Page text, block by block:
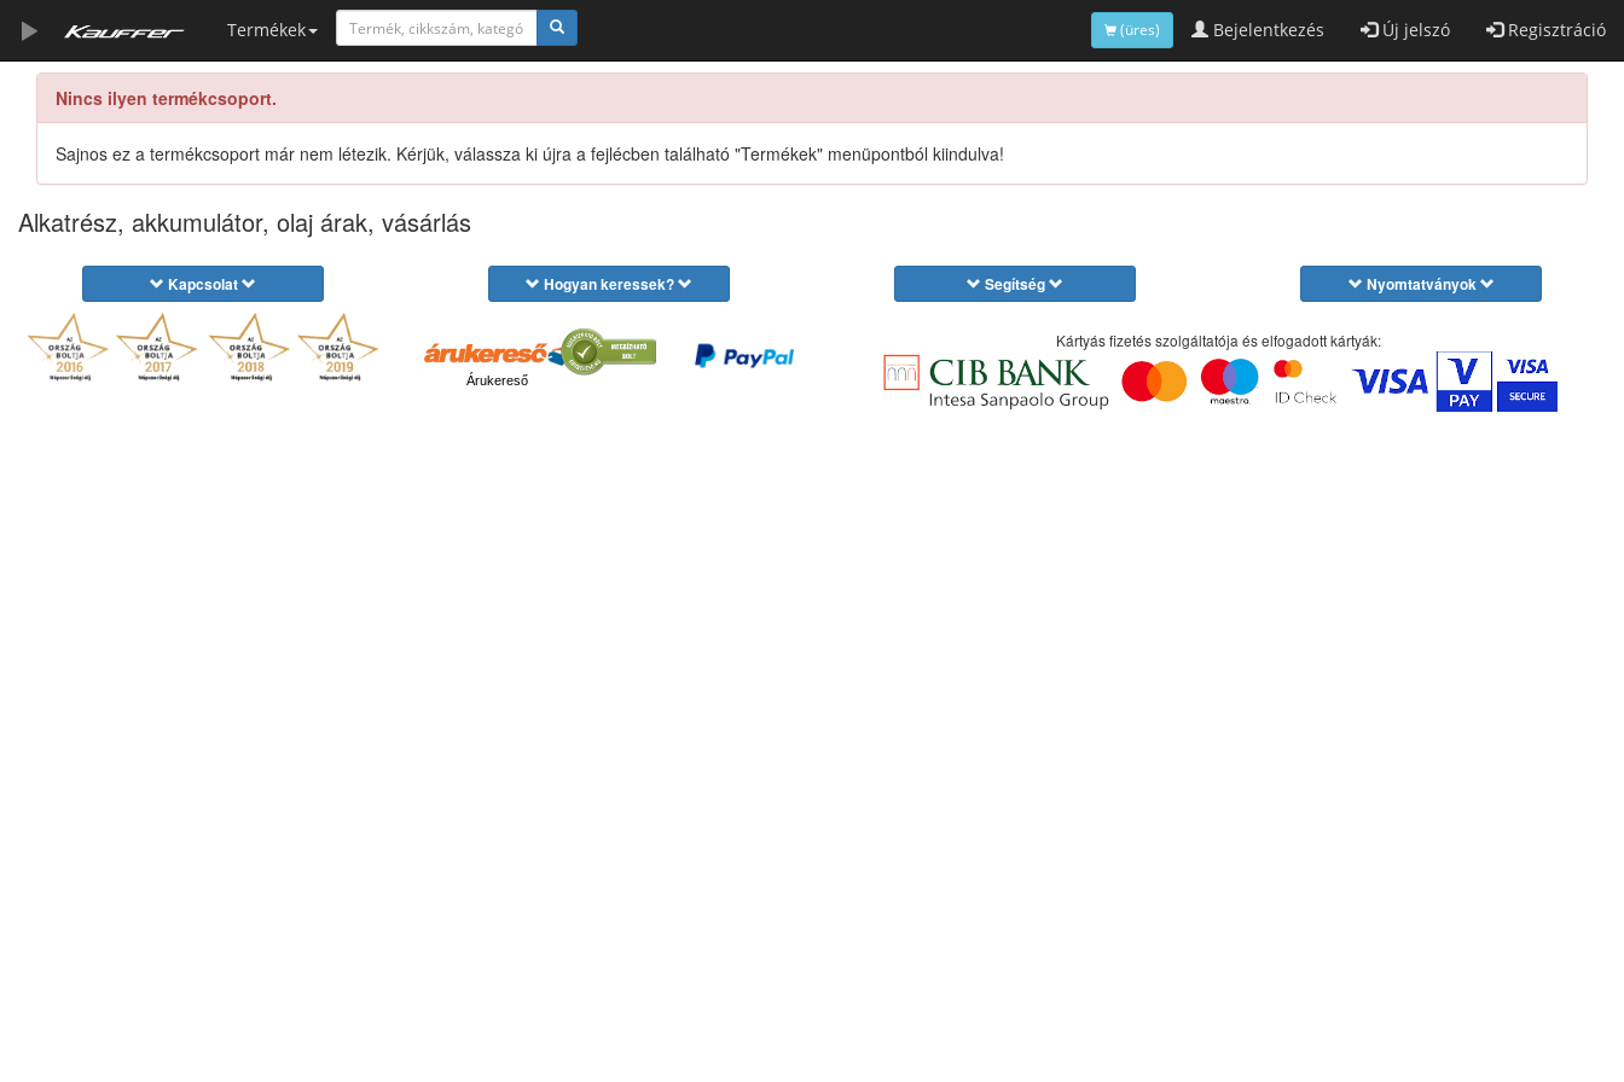
Termékek Bejelentkezés Új jelszó Regisztráció
(üres)
Szerszámkatalógus
Kosár
Alkatrészek
Nincs ilyen termékcsoport.
Sajnos ez a termékcsoport már nem létezik. Kérjük, válassza ki újra a fejlécben található "Termékek" menüpontból kiindulva!
Alkatrész, akkumulátor, olaj árak, vásárlás
Kapcsolat Hogyan keressek? Segítség Nyomtatványok
Árukereső
Kártyás fizetés szolgáltatója és elfogadott kártyák: